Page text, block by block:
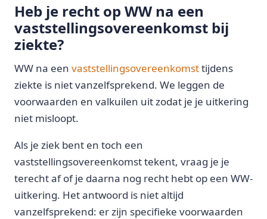
Heb je recht op WW na een
vaststellingsovereenkomst bij
ziekte?
WW na een vaststellingsovereenkomsttijdens
ziekte is niet vanzelfsprekend. We leggen de
voorwaarden en valkuilen uit zodat je je uitkering
niet misloopt.
Als je ziek bent en toch een
vaststellingsovereenkomst tekent, vraag je je
terecht af of je daarna nog recht hebt op een WW-
uitkering. Het antwoord is niet altijd
vanzelfsprekend: er zijn specifieke voorwaarden